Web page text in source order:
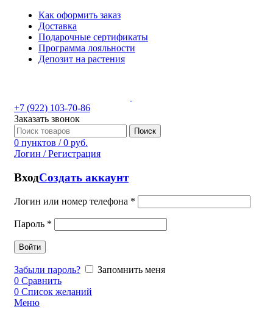
Как оформить заказ
Доставка
Подарочные сертификаты
Программа лояльности
Депозит на растения
+7 (922) 103-70-86
Заказать звонок
Поиск
0 пунктов / 0 руб.
Логин / Регистрация
ВходСоздать аккаунт
Логин или номер телефона *
Пароль *
Войти
Забыли пароль?
Запомнить меня
0 Сравнить
0 Список желаний
Меню